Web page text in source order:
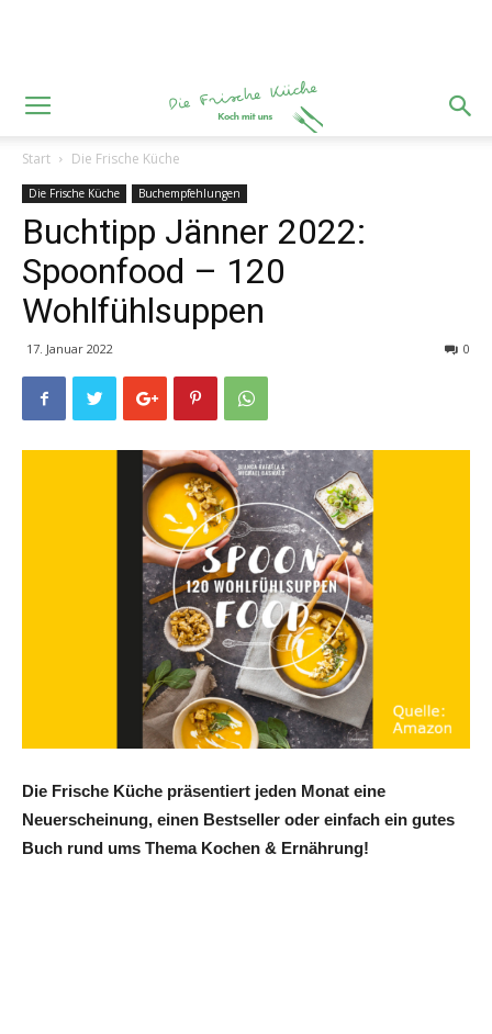
Start Die Frische Küche
Die Frische Küche Buchempfehlungen
Buchtipp Jänner 2022:
Spoonfood – 120
Wohlfühlsuppen
17. Januar 2022 0
Die Frische Küche präsentiert jeden Monat eine
Neuerscheinung, einen Bestseller oder einfach ein gutes
Buch rund ums Thema Kochen & Ernährung!